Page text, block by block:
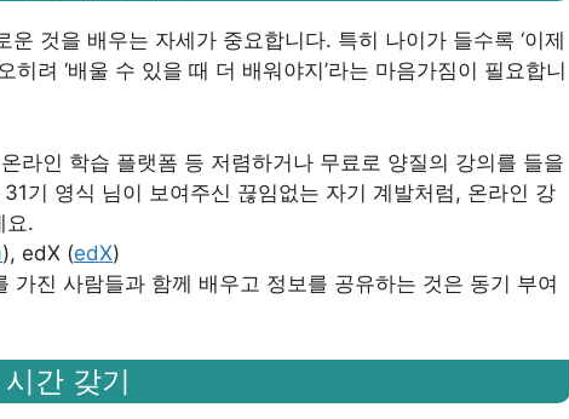
것을 배우는 자세가 중요합니다. 특히 나이가 들수록 ‘이제
히려 ‘배울 수 있을 때 더 배워야지’라는 마음가짐이 필요합니
라인 학습 플랫폼 등 저렴하거나 무료로 양질의 강의를 들을
기 영식 님이 보여주신 끊임없는 자기 계발처럼, 온라인 강
요.
), edX (edX)
가진 사람들과 함께 배우고 정보를 공유하는 것은 동기 부여
간 갖기